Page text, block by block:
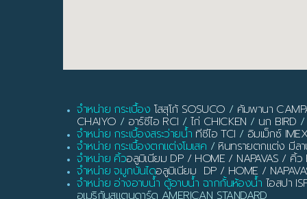
จำหน่าย กระเบื้อง โสสุโก้ SOSUCO / คัมพานา
CHAIYO / อาร์ซีไอ RCI / ไก่ CHICKEN / นก BIRD /
จำหน่าย กระเบื้องสระว่ายน้ำ ทีซีไอ TCI / อิมเม็กซ์
จำหน่าย กระเบื้องตกแต่งโมเสค / หินทรายตกแต่ง มีลา
จำหน่าย คิ้วอลูมิเนียม DP / HOME / NAPAVAS / คิ้ว
จำหน่าย จมูกบันไดอลูมิเนียม DP / HOME /
จำหน่าย อ่างอาบน้ำ ตู้อาบน้ำ ฉากกั้นห้องน้ำ ไอสปา
อเมริกันสแตนดาร์ด AMERICAN STANDARD